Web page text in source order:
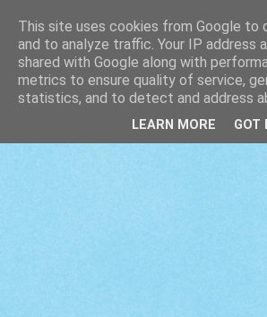
This site uses cookies from Google to
and to analyze traffic. Your IP address
shared with Google along with
metrics to ensure quality of service,
statistics, and to detect and address
LEARN MORE GOT